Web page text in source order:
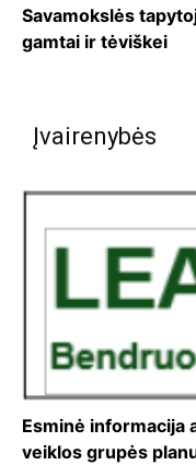
Savamokslės
gamtai ir tėviškei
Įvairenybės
Esminė informacija
veiklos grupės